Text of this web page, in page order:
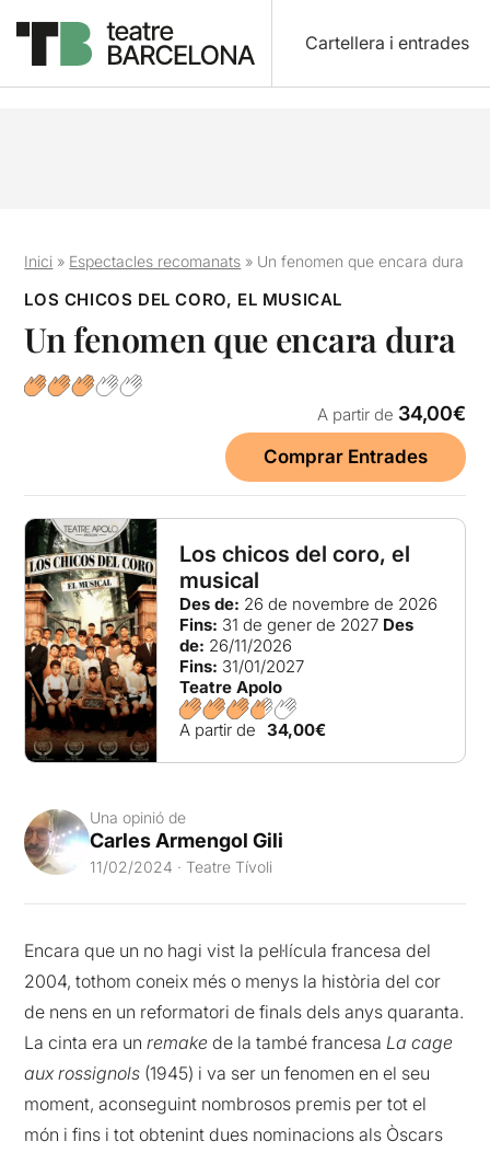
Cartellera i entrades
Inici » Espectacles recomanats » Un fenomen que encara dura
LOS CHICOS DEL CORO, EL MUSICAL
Un fenomen que encara dura
A partir de 34,00€
Comprar Entrades
Los chicos del coro, el
musical
Des de: 26 de novembre de 2026
Fins: 31 de gener de 2027 Des
de: 26/11/2026
Fins: 31/01/2027
Teatre Apolo
A partir de 34,00€
Una opinió de
Carles Armengol Gili
11/02/2024 · Teatre Tívoli
Encara que un no hagi vist la pel·lícula francesa del
2004, tothom coneix més o menys la història del cor
de nens en un reformatori de finals dels anys quaranta.
La cinta era unremake de la també francesaLa cage
aux rossignols (1945) i va ser un fenomen en el seu
moment, aconseguint nombrosos premis per tot el
món i fins i tot obtenint dues nominacions als Òscars